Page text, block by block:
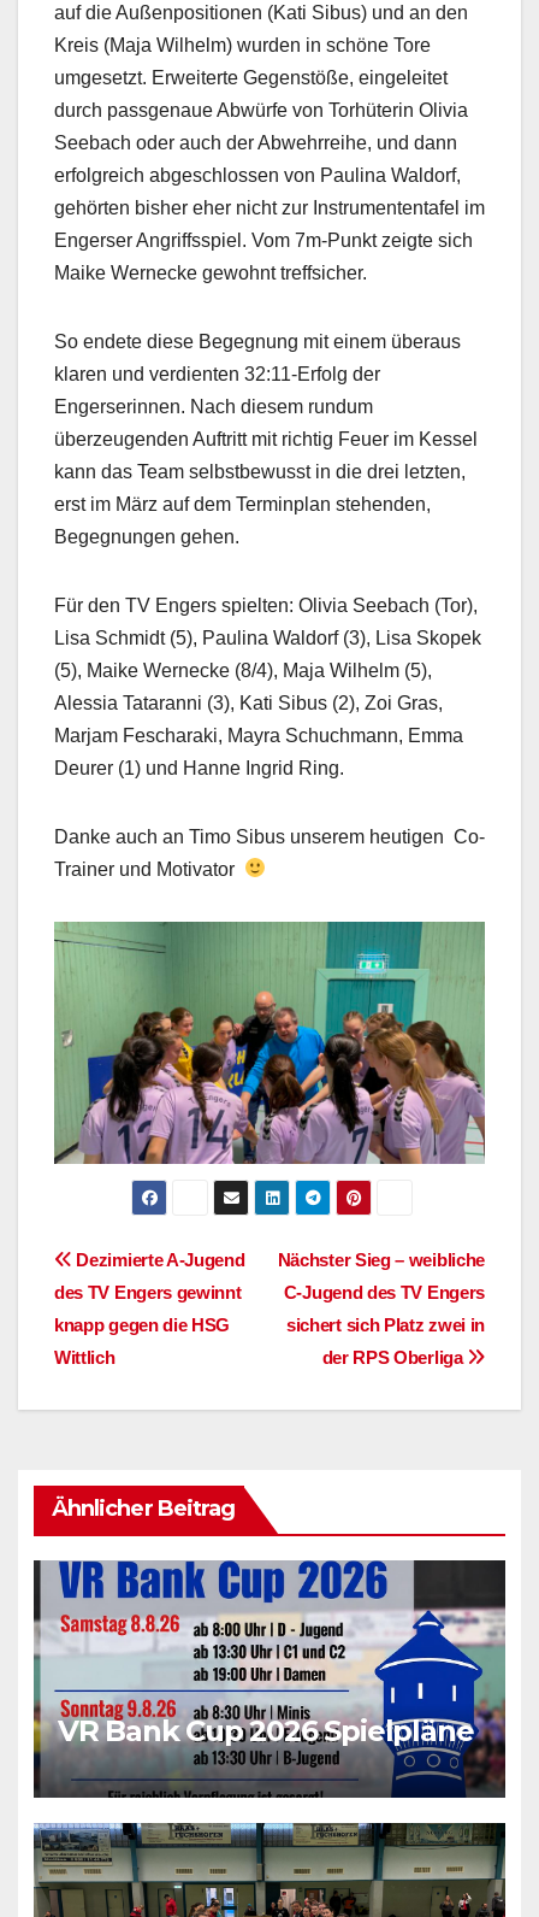
auf die Außenpositionen (Kati Sibus) und an den
Kreis (Maja Wilhelm) wurden in schöne Tore
umgesetzt. Erweiterte Gegenstöße, eingeleitet
durch passgenaue Abwürfe von Torhüterin Olivia
Seebach oder auch der Abwehrreihe, und dann
erfolgreich abgeschlossen von Paulina Waldorf,
gehörten bisher eher nicht zur Instrumententafel im
Engerser Angriffsspiel. Vom 7m-Punkt zeigte sich
Maike Wernecke gewohnt treffsicher.
So endete diese Begegnung mit einem überaus
klaren und verdienten 32:11-Erfolg der
Engerserinnen. Nach diesem rundum
überzeugenden Auftritt mit richtig Feuer im Kessel
kann das Team selbstbewusst in die drei letzten,
erst im März auf dem Terminplan stehenden,
Begegnungen gehen.
Für den TV Engers spielten: Olivia Seebach (Tor),
Lisa Schmidt (5), Paulina Waldorf (3), Lisa Skopek
(5), Maike Wernecke (8/4), Maja Wilhelm (5),
Alessia Tataranni (3), Kati Sibus (2), Zoi Gras,
Marjam Fescharaki, Mayra Schuchmann, Emma
Deurer (1) und Hanne Ingrid Ring.
Danke auch an Timo Sibus unserem heutigen Co-
Trainer und Motivator
Beitragsnavigation
Nächster Sieg – weibliche
C-Jugend des TV Engers
sichert sich Platz zwei in
der RPS Oberliga
Dezimierte A-Jugend
des TV Engers gewinnt
knapp gegen die HSG
Wittlich
Ähnlicher Beitrag
VR Bank Cup 2026 Spielpläne